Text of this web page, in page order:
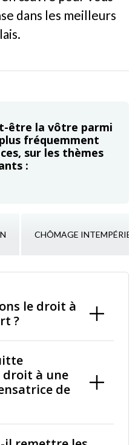
dans les meilleurs
être la vôtre parmi
fréquemment
sur les thèmes
:
CHÔMAGE INTEMPÉRIES
le droit à
?
droit à une
de